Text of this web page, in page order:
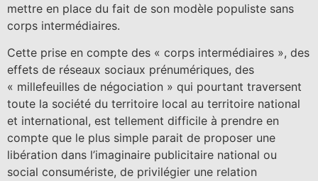
mettre en place du fait de son modèle populiste sans
corps intermédiaires.
Cette prise en compte des « corps intermédiaires », des
effets de réseaux sociaux prénumériques, des
« millefeuilles de négociation » qui pourtant traversent
toute la société du territoire local au territoire national
et international, est tellement difficile à prendre en
compte que le plus simple parait de proposer une
libération dans l’imaginaire publicitaire national ou
social consumériste, de privilégier une relation